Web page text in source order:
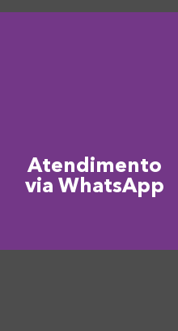
Atendimento
via WhatsApp